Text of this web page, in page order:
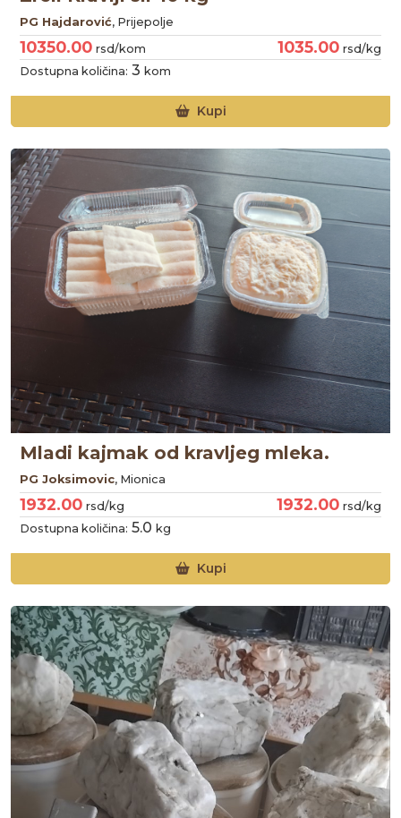
PG Hajdarović, Prijepolje
10350.00 rsd/kom 1035.00 rsd/kg
Dostupna količina: 3 kom
Kupi
Mladi kajmak od kravljeg mleka.
PG Joksimovic, Mionica
1932.00 rsd/kg 1932.00 rsd/kg
Dostupna količina: 5.0 kg
Kupi